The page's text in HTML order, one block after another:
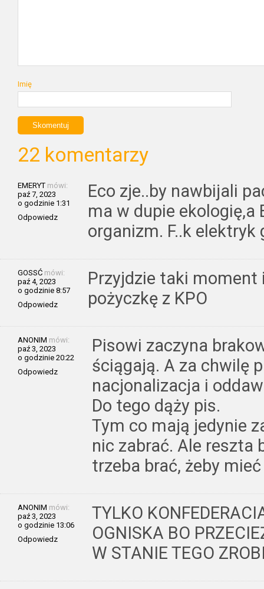
Imię
22 komentarzy
EMERYT mówi:
paź 7, 2023
o godzinie 1:31
Odpowiedz
Eco zje..by nawbijali
ma w dupie ekologię,a
organizm. F..k elektryk
GOSSĆ
mówi:
paź 4, 2023
o godzinie 8:57
Odpowiedz
Przyjdzie taki
pożyczkę z KPO
ANONIM mówi:
paź 3, 2023
o godzinie 20:22
Odpowiedz
Pisowi zaczyna
ściągają. A za chwilę
nacjonalizacja i
Do tego dąży pis.
Tym co mają jedynie
nic zabrać. Ale reszta
trzeba brać, żeby
ANONIM mówi:
paź 3, 2023
o godzinie 13:06
Odpowiedz
TYLKO
OGNISKA BO
W STANIE TEGO